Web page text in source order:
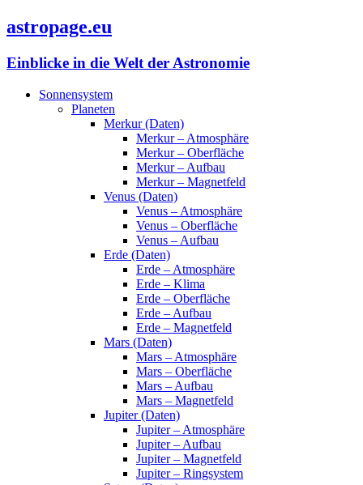
astropage.eu
Einblicke in die Welt der Astronomie
Sonnensystem
Planeten
Merkur (Daten)
Merkur – Atmosphäre
Merkur – Oberfläche
Merkur – Aufbau
Merkur – Magnetfeld
Venus (Daten)
Venus – Atmosphäre
Venus – Oberfläche
Venus – Aufbau
Erde (Daten)
Erde – Atmosphäre
Erde – Klima
Erde – Oberfläche
Erde – Aufbau
Erde – Magnetfeld
Mars (Daten)
Mars – Atmosphäre
Mars – Oberfläche
Mars – Aufbau
Mars – Magnetfeld
Jupiter (Daten)
Jupiter – Atmosphäre
Jupiter – Aufbau
Jupiter – Magnetfeld
Jupiter – Ringsystem